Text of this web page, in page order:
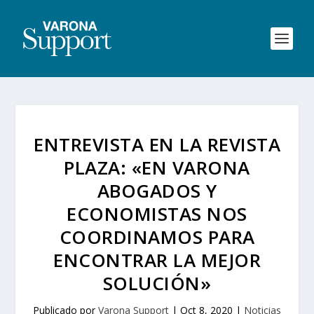
ENTREVISTA EN LA REVISTA
PLAZA: «EN VARONA
ABOGADOS Y
ECONOMISTAS NOS
COORDINAMOS PARA
ENCONTRAR LA MEJOR
SOLUCIÓN»
Publicado porVarona Support | Oct 8, 2020 | Noticias